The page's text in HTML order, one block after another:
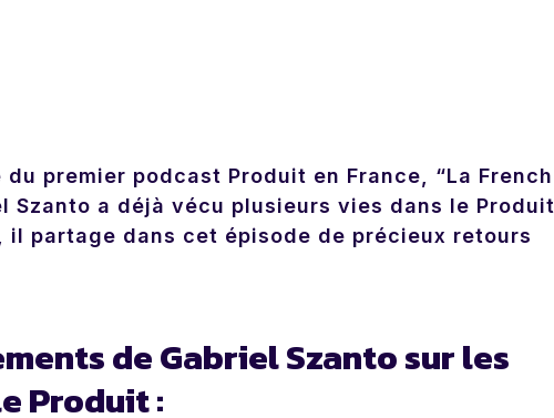
premier podcast Produit en France, “La French
Szanto a déjà vécu plusieurs vies dans le
il partage dans cet épisode de précieux retours
de Gabriel Szanto sur les
Produit :